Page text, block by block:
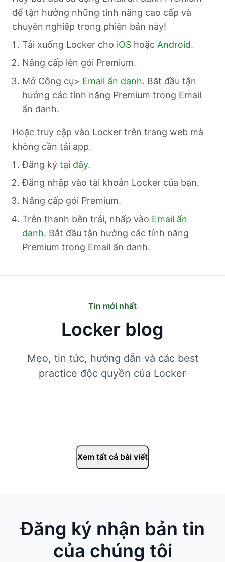
để tận hưởng những tính năng cao cấp và
chuyên nghiệp trong phiên bản này!
Tải xuống Locker cho iOS hoặc Android.
Nâng cấp lên gói Premium.
Mở Công cụ> Email ẩn danh. Bắt đầu tận
hưởng các tính năng Premium trong Email
ẩn danh.
Hoặc truy cập vào Locker trên trang web mà
không cần tải app.
Đăng ký tại đây.
Đăng nhập vào tài khoản Locker của bạn.
Nâng cấp gói Premium.
Trên thanh bên trái, nhấp vào Email ẩn
danh. Bắt đầu tận hưởng các tính năng
Premium trong Email ẩn danh.
Tin mới nhất
Locker blog
Mẹo, tin tức, hướng dẫn và các best
practice độc quyền của Locker
Xem tất cả bài viết
Đăng ký nhận bản tin
của chúng tôi